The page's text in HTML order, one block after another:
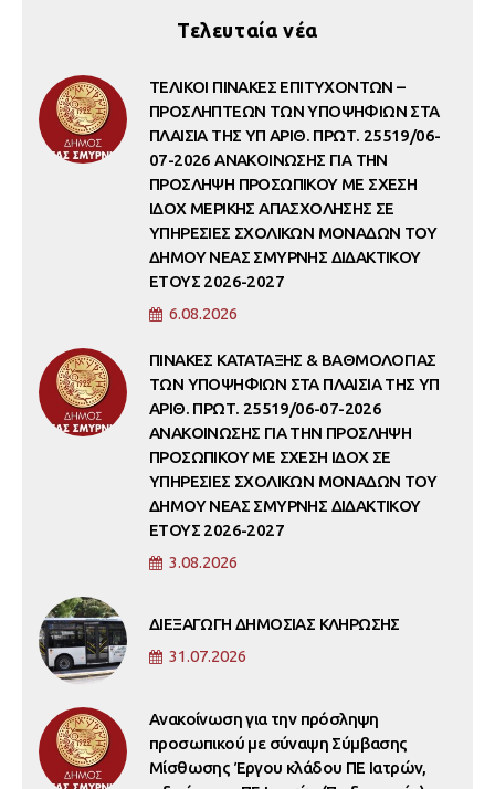
Τελευταία νέα
ΤΕΛΙΚΟΙ ΠΙΝΑΚΕΣ ΕΠΙΤΥΧΟΝΤΩΝ –
ΠΡΟΣΛΗΠΤΕΩΝ ΤΩΝ ΥΠΟΨΗΦΙΩΝ ΣΤΑ
ΠΛΑΙΣΙΑ ΤΗΣ ΥΠ ΑΡΙΘ. ΠΡΩΤ. 25519/06-
07-2026 ΑΝΑΚΟΙΝΩΣΗΣ ΓΙΑ ΤΗΝ
ΠΡΟΣΛΗΨΗ ΠΡΟΣΩΠΙΚΟΥ ΜΕ ΣΧΕΣΗ
ΙΔΟΧ ΜΕΡΙΚΗΣ ΑΠΑΣΧΟΛΗΣΗΣ ΣΕ
ΥΠΗΡΕΣΙΕΣ ΣΧΟΛΙΚΩΝ ΜΟΝΑΔΩΝ ΤΟΥ
ΔΗΜΟΥ ΝΕΑΣ ΣΜΥΡΝΗΣ ΔΙΔΑΚΤΙΚΟΥ
ΕΤΟΥΣ 2026-2027
6.08.2026
ΠΙΝΑΚΕΣ ΚΑΤΑΤΑΞΗΣ & ΒΑΘΜΟΛΟΓΙΑΣ
ΤΩΝ ΥΠΟΨΗΦΙΩΝ ΣΤΑ ΠΛΑΙΣΙΑ ΤΗΣ ΥΠ
ΑΡΙΘ. ΠΡΩΤ. 25519/06-07-2026
ΑΝΑΚΟΙΝΩΣΗΣ ΓΙΑ ΤΗΝ ΠΡΟΣΛΗΨΗ
ΠΡΟΣΩΠΙΚΟΥ ΜΕ ΣΧΕΣΗ ΙΔΟΧ ΣΕ
ΥΠΗΡΕΣΙΕΣ ΣΧΟΛΙΚΩΝ ΜΟΝΑΔΩΝ ΤΟΥ
ΔΗΜΟΥ ΝΕΑΣ ΣΜΥΡΝΗΣ ΔΙΔΑΚΤΙΚΟΥ
ΕΤΟΥΣ 2026-2027
3.08.2026
ΔΙΕΞΑΓΩΓΗ ΔΗΜΟΣΙΑΣ ΚΛΗΡΩΣΗΣ
31.07.2026
Ανακοίνωση για την πρόσληψη
προσωπικού με σύναψη Σύμβασης
Μίσθωσης Έργου κλάδου ΠΕ Ιατρών,